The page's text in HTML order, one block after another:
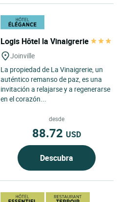
Logis Hôtel la Vinaigrerie
Joinville
La propiedad de La Vinaigrerie, un
auténtico remanso de paz, es una
invitación a relajarse y a regenerarse
en el corazón...
desde
88.72 USD
Descubra